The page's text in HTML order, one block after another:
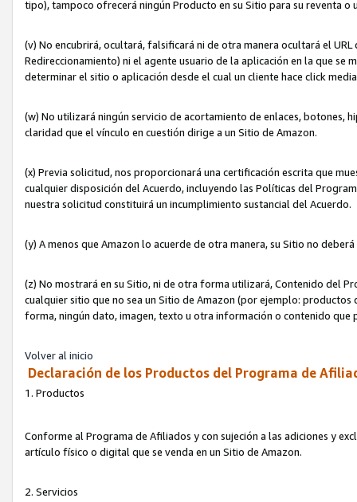
tipo), tampoco ofrecerá ningún Producto en su Sitio para su reventa o
(v) No encubrirá, ocultará, falsificará ni de otra manera ocultará el
Redireccionamiento) ni el agente usuario de la aplicación en la que
determinar el sitio o aplicación desde el cual un cliente hace click
(w) No utilizará ningún servicio de acortamiento de enlaces, botones,
claridad que el vínculo en cuestión dirige a un Sitio de Amazon.
(x) Previa solicitud, nos proporcionará una certificación escrita que
cualquier disposición del Acuerdo, incluyendo las Políticas del
nuestra solicitud constituirá un incumplimiento sustancial del Acuerdo.
(y) A menos que Amazon lo acuerde de otra manera, su Sitio no
(z) No mostrará en su Sitio, ni de otra forma utilizará, Contenido del
cualquier sitio que no sea un Sitio de Amazon (por ejemplo:
forma, ningún dato, imagen, texto u otra información o contenido
Volver al inicio
Declaración de los Productos del Programa de
1. Productos
Conforme al Programa de Afiliados y con sujeción a las adiciones y
artículo físico o digital que se venda en un Sitio de Amazon.
2. Servicios